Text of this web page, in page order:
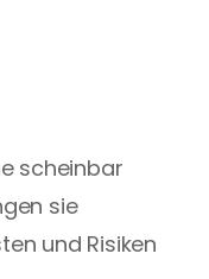
scheinbar
sie
und Risiken